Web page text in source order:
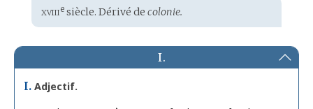
Étymologie
:
xviiiesiècle. Dérivé de colonie.
I.
I. Adjectif.